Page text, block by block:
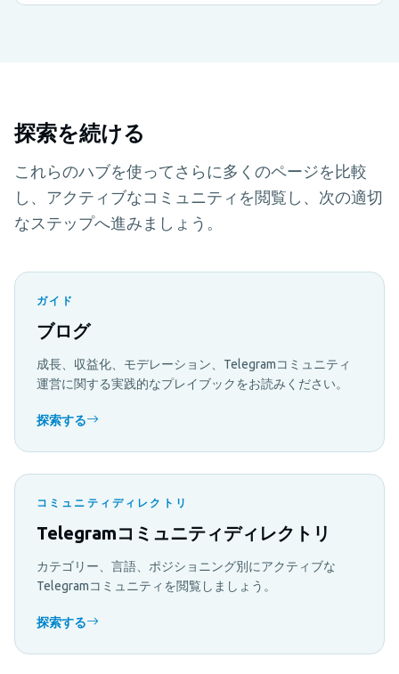
探索を続ける
これらのハブを使ってさらに多くのページを比較
し、アクティブなコミュニティを閲覧し、次の適切
なステップへ進みましょう。
ガイド
ブログ
成長、収益化、モデレーション、Telegramコミュニティ
運営に関する実践的なプレイブックをお読みください。
探索する
コミュニティディレクトリ
Telegramコミュニティディレクトリ
カテゴリー、言語、ポジショニング別にアクティブな
Telegramコミュニティを閲覧しましょう。
探索する